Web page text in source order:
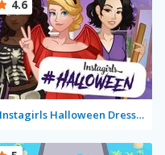
Instagirls Halloween Dress Up
4.6